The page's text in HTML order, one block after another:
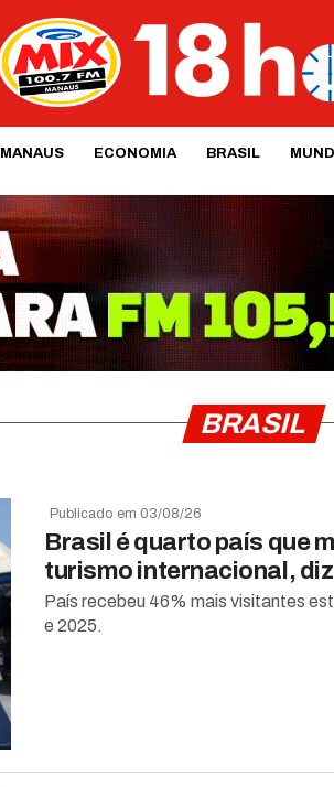
MANAUS ECONOMIA BRASIL
BRASIL
Publicado em 03/08/26
Brasil é quarto país que
turismo internacional,
País recebeu 46% mais visitantes
e 2025.